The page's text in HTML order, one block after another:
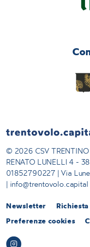
© 2026 CSV TRENTINO
RENATO LUNELLI 4 -
01852790227 | Via
| info@trentovolo.capital
Newsletter
Preferenze cookies